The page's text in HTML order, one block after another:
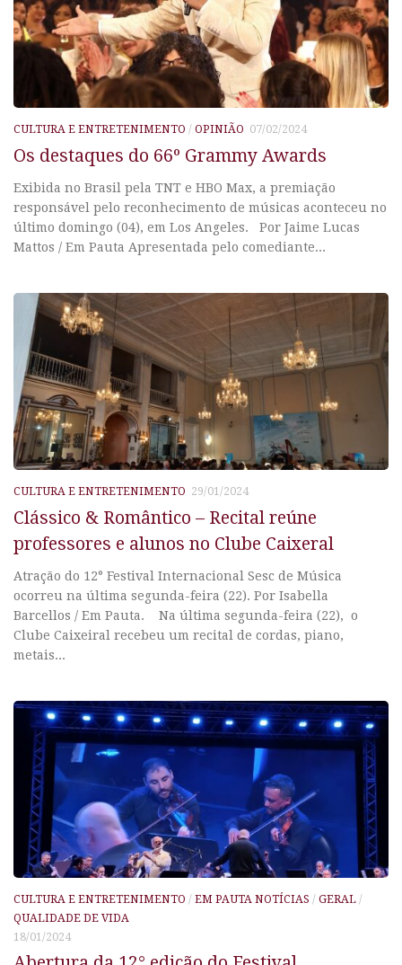
CULTURA E ENTRETENIMENTO / OPINIÃO 07/02/2024
Os destaques do 66º Grammy Awards
Exibida no Brasil pela TNT e HBO Max, a premiação
responsável pelo reconhecimento de músicas aconteceu no
último domingo (04), em Los Angeles. Por Jaime Lucas
Mattos / Em Pauta Apresentada pelo comediante...
CULTURA E ENTRETENIMENTO 29/01/2024
Clássico & Romântico – Recital reúne
professores e alunos no Clube Caixeral
Atração do 12° Festival Internacional Sesc de Música
ocorreu na última segunda-feira (22). Por Isabella
Barcellos / Em Pauta. Na última segunda-feira (22), o
Clube Caixeiral recebeu um recital de cordas, piano,
metais...
CULTURA E ENTRETENIMENTO / EM PAUTA NOTÍCIAS / GERAL /
QUALIDADE DE VIDA
18/01/2024